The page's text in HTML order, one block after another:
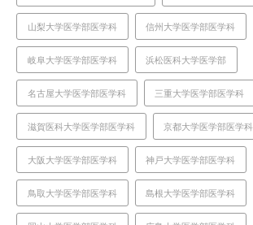
山梨大学医学部医学科 信州大学医学部医学科
岐阜大学医学部医学科 浜松医科大学医学部
名古屋大学医学部医学科 三重大学医学部医学科
滋賀医科大学医学部医学科 京都大学医学部医学科
大阪大学医学部医学科 神戸大学医学部医学科
鳥取大学医学部医学科 島根大学医学部医学科